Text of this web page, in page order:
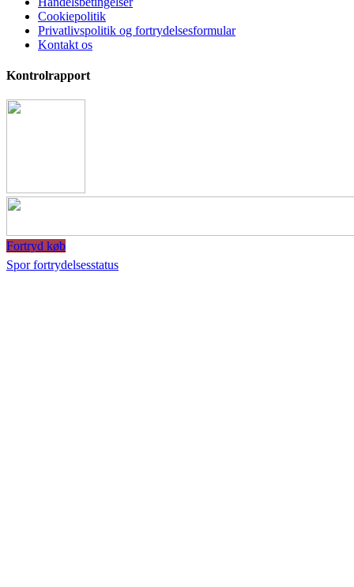
Cookiepolitik
Privatlivspolitik og fortrydelsesformular
Kontakt os
Kontrolrapport
Fortryd køb
Spor fortrydelsesstatus